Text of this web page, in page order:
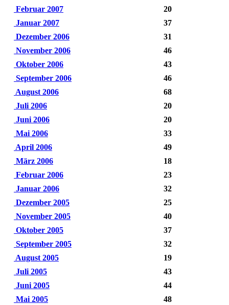
Februar 2007
20
Januar 2007
37
Dezember 2006
31
November 2006
46
Oktober 2006
43
September 2006
46
August 2006
68
Juli 2006
20
Juni 2006
20
Mai 2006
33
April 2006
49
März 2006
18
Februar 2006
23
Januar 2006
32
Dezember 2005
25
November 2005
40
Oktober 2005
37
September 2005
32
August 2005
19
Juli 2005
43
Juni 2005
44
Mai 2005
48